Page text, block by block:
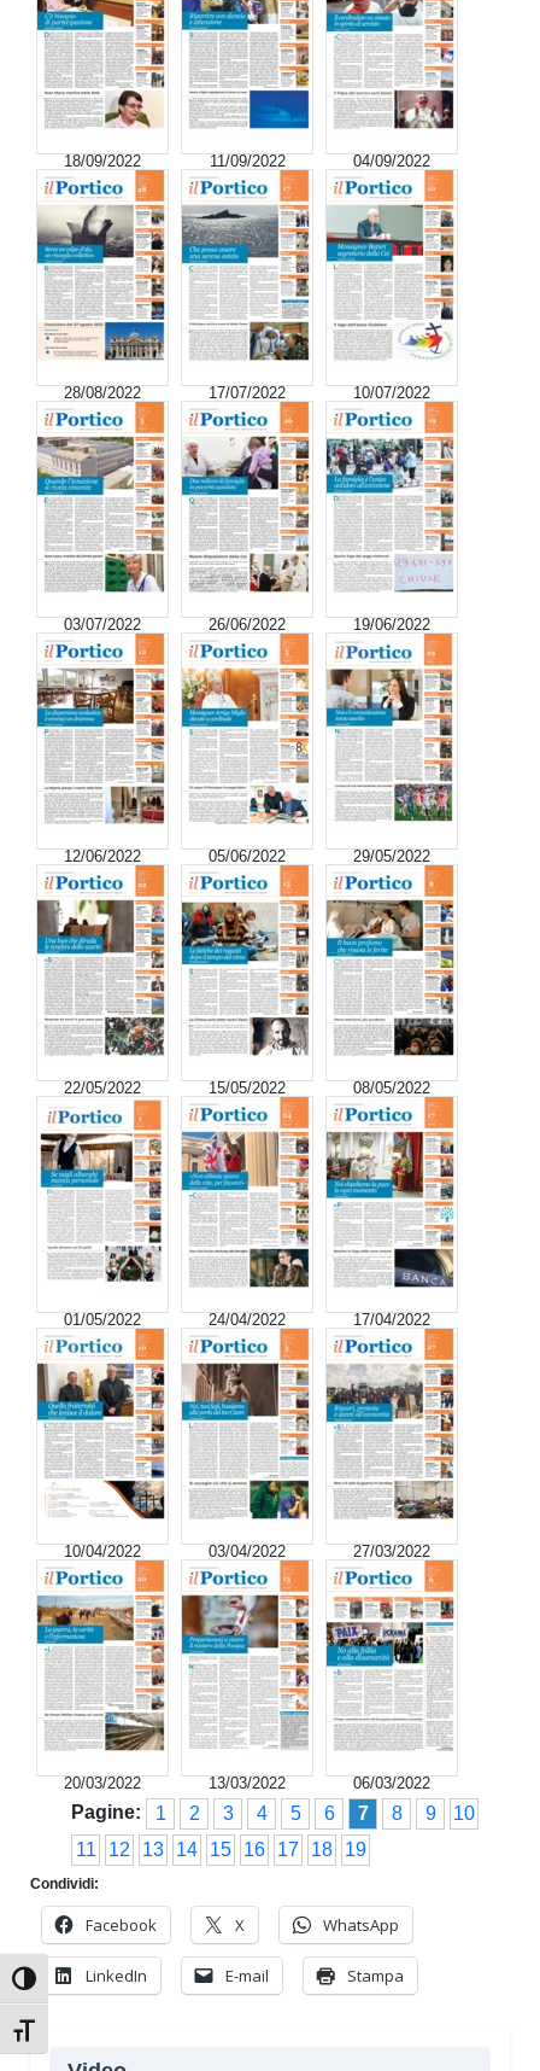
Attiva/disattiva alto contrasto
Attiva/disattiva dimensione testo
18/09/2022 11/09/2022 04/09/2022
28/08/2022 17/07/2022 10/07/2022
03/07/2022 26/06/2022 19/06/2022
12/06/2022 05/06/2022 29/05/2022
22/05/2022 15/05/2022 08/05/2022
01/05/2022 24/04/2022 17/04/2022
10/04/2022 03/04/2022 27/03/2022
20/03/2022 13/03/2022 06/03/2022
Pagine: 1 2 3 4 5 6 7 8 9
10
11
12 13 14 15 16 17 18 19
Condividi:
Facebook X WhatsApp
LinkedIn E-mail Stampa